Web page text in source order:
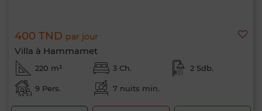
400 TND par jour
Villa à Hammamet
220 m² 3 Ch. 2 Sdb.
9 Pers. 7 nuits min.